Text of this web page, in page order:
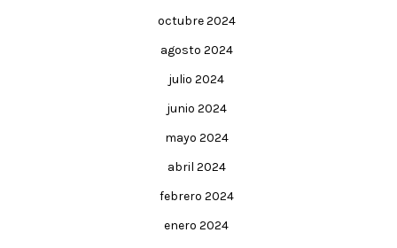
octubre 2024
agosto 2024
julio 2024
junio 2024
mayo 2024
abril 2024
febrero 2024
enero 2024